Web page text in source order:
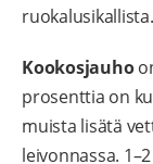
ruokalusikallista.
Kookosjauho
prosenttia on
muista lisätä
leivonnassa.